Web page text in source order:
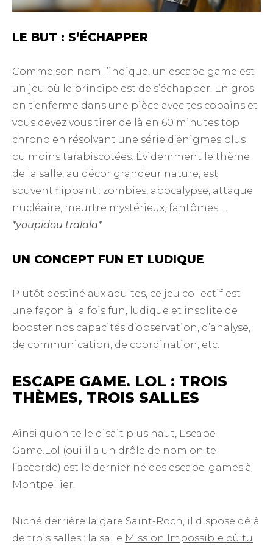
LE BUT : S’ÉCHAPPER
Comme son nom l’indique, un escape game est
un jeu où le principe est de s’échapper. En gros
on t’enferme dans une pièce avec tes copains et
vous devez vous tirer de là en 60 minutes top
chrono en résolvant une série d’énigmes plus
ou moins tarabiscotées. Évidemment le thème
de la salle, au décor grandeur nature, est
souvent flippant : zombies, apocalypse, attaque
nucléaire, meurtre mystérieux, fantômes …
*youpidou tralala*
UN CONCEPT FUN ET LUDIQUE
Plutôt destiné aux adultes, ce jeu collectif est
une façon à la fois fun, ludique et insolite de
booster nos capacités d’observation, d’analyse,
de communication, de coordination, etc.
ESCAPE GAME. LOL : TROIS
THÈMES, TROIS SALLES
Ainsi qu’on te le disait plus haut, Escape
Game.Lol (oui il a un drôle de nom on te
l’accorde) est le dernier né des escape-games à
Montpellier.
Niché derrière la gare Saint-Roch, il dispose déjà
de trois salles : la salle Mission Impossible où tu